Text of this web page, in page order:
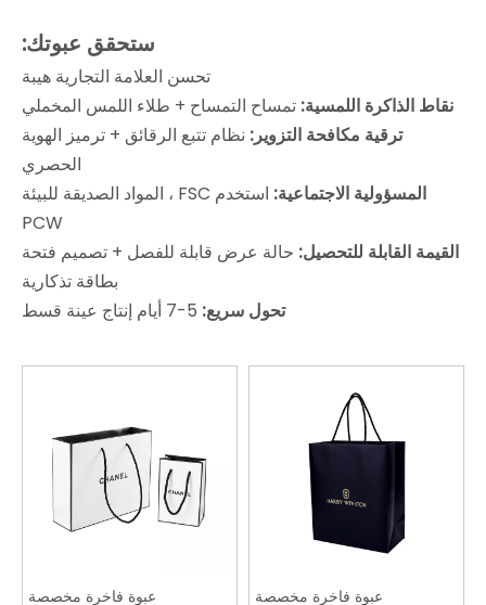
ستحقق عبوتك:
تحسن العلامة التجارية هيبة
نقاط الذاكرة اللمسية: تمساح التمساح + طلاء اللمس المخملي
ترقية مكافحة التزوير: نظام تتبع الرقائق + ترميز الهوية
الحصري
المسؤولية الاجتماعية:
استخدم FSC ، المواد الصديقة للبيئة
PCW
القيمة القابلة للتحصيل: حالة عرض قابلة للفصل + تصميم فتحة
بطاقة تذكارية
تحول سريع: 5-7 أيام إنتاج عينة قسط
عبوة فاخرة مخصصة عبوة فاخرة مخصصة